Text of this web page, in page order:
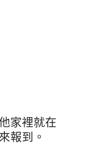
家裡就在
報到。